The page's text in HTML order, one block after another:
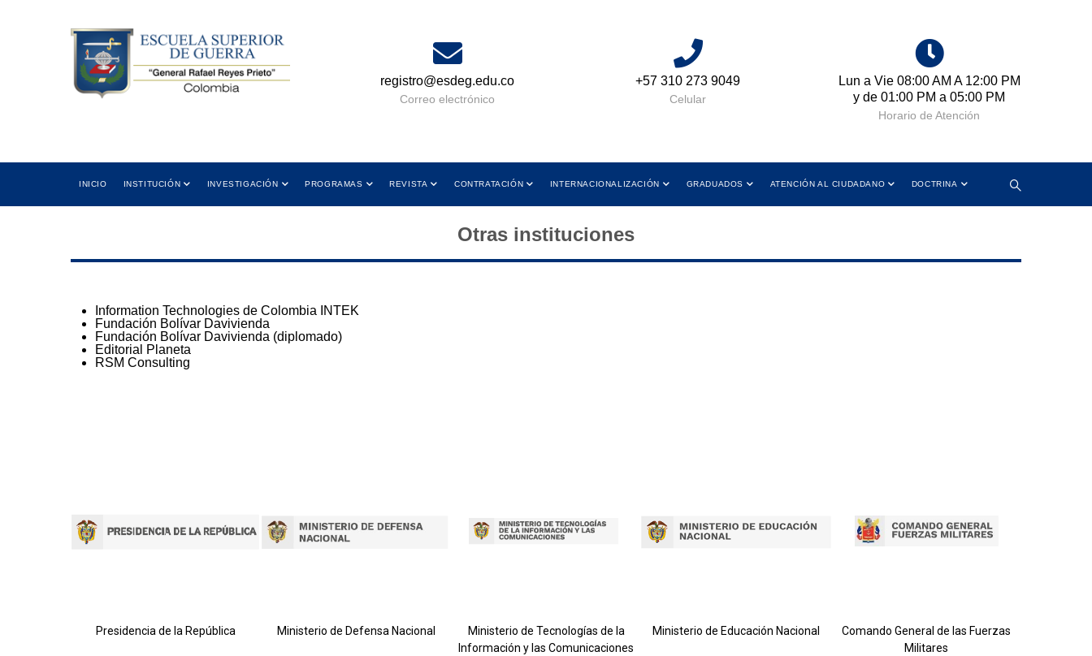
Cra 11 No. 102-50 Bogotá D.C.,
Colombia
registro@esdeg.edu.co
Correo electrónico
+57 310 273 9049
Celular
Lun a Vie 08:00 AM A 12:00 PM
y de 01:00 PM a 05:00 PM
Horario de Atención
Main
INICIO INSTITUCIÓN INVESTIGACIÓN PROGRAMAS REVISTA CONTRATACIÓN INTERNACIONALIZACIÓN GRADUADOS ATENCIÓN AL CIUDADANO DOCTRINA
Otras instituciones
Information Technologies de Colombia INTEK
Fundación Bolívar Davivienda
Fundación Bolívar Davivienda (diplomado)
Editorial Planeta
RSM Consulting
Presidencia de la República
Ministerio de Defensa Nacional
Ministerio de Tecnologías de la
Información y las Comunicaciones
Ministerio de Educación Nacional
Comando General de las Fuerzas
Militares